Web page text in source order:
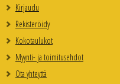
Kirjaudu
Rekisteröidy
Kokotaulukot
Myynti- ja toimitusehdot
Ota yhteyttä